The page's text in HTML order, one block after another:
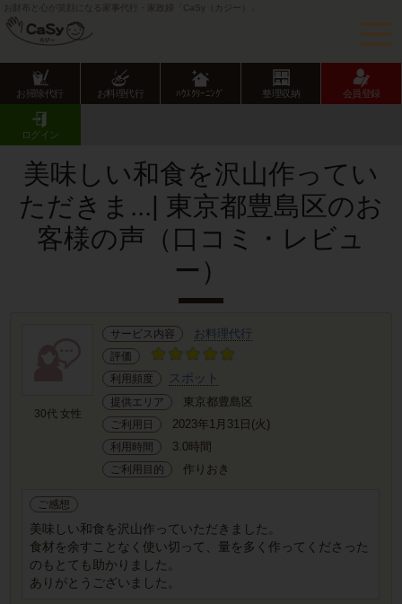
お財布と心が笑顔になる家事代行・家政婦「CaSy（カジー）」
お掃除代行 お料理代行 ﾊｳｽｸﾘｰﾆﾝｸﾞ 整理収納 会員登録
ログイン
CaSy TOP
お客様の声･口コミ詳細
美味しい和食を沢山作ってい
ただきま...| 東京都豊島区のお
客様の声（口コミ・レビュ
ー）
30代 女性
サービス内容 お料理代行
評価
利用頻度
スポット
提供エリア 東京都豊島区
ご利用日 2023年1月31日(火)
利用時間 3.0時間
ご利用目的 作りおき
ご感想
美味しい和食を沢山作っていただきました。
食材を余すことなく使い切って、量を多く作ってくださった
のもとても助かりました。
ありがとうございました。